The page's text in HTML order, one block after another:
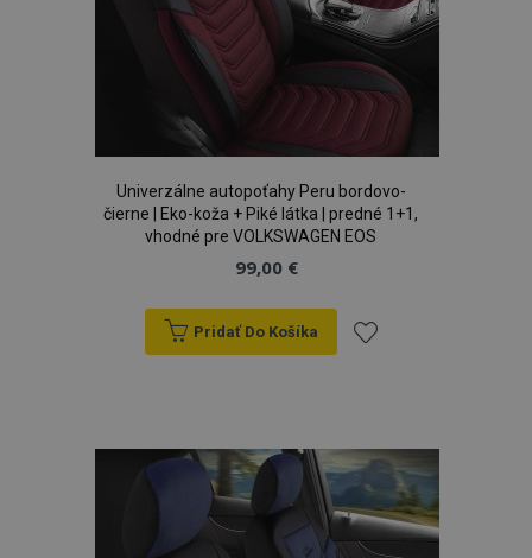
Univerzálne autopoťahy Peru bordovo-
čierne | Eko-koža + Piké látka | predné 1+1,
vhodné pre VOLKSWAGEN EOS
99,00 €
Pridať Do Košíka
zoznamu
prianí